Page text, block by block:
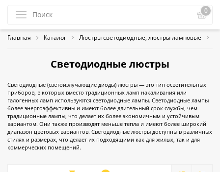
0
Главная Каталог Люстры светодиодные, люстры ламповые
Светодиодные люстры
Светодиодные (светоизлучающие диоды) люстры — это тип осветительных
приборов, в которых вместо традиционных ламп накаливания или
галогенных ламп используются светодиодные лампы. Светодиодные лампы
более энергоэффективны и имеют более длительный срок службы, чем
традиционные лампы, что делает их более экономичным и устойчивым
вариантом. Они также производят меньше тепла и имеют более широкий
диапазон цветовых вариантов. Светодиодные люстры доступны в различных
стилях и размерах, что делает их подходящими как для жилых, так и для
коммерческих помещений.